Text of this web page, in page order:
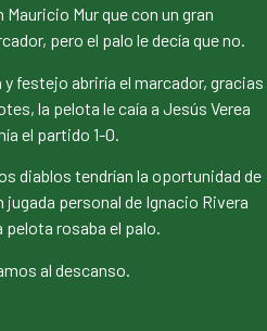
Mur que con un gran
pero el palo le decía que no.
festejo abriría el marcador, gracias
la pelota le caía a Jesús Verea
el partido 1-0.
diablos tendrían la oportunidad de
personal de Ignacio Rivera
pelota rosaba el palo.
al descanso.